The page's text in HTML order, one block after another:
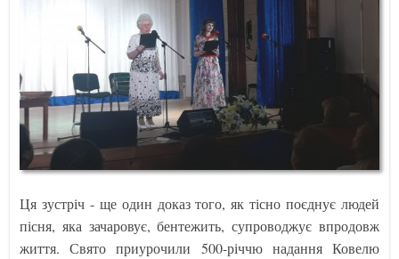
Ця зустріч - ще один доказ того, як тісно поєднує людей
пісня, яка зачаровує, бентежить, супроводжує впродовж
життя. Свято приурочили 500-річчю надання Ковелю